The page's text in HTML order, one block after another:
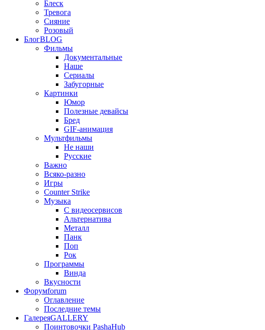
Блеск
Тревога
Сияние
Розовый
БлогBLOG
Фильмы
Документальные
Наше
Сериалы
Забугорные
Картинки
Юмор
Полезные девайсы
Бред
GIF-анимация
Мультфильмы
Не наши
Русские
Важно
Всяко-разно
Игры
Counter Strike
Музыка
С видеосервисов
Альтернатива
Металл
Панк
Поп
Рок
Программы
Винда
Вкусности
Форумforum
Оглавление
Последние темы
ГалереяGALLERY
Поинтовочки PashaHub